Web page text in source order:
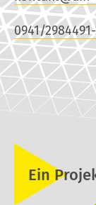
0941/
Ein